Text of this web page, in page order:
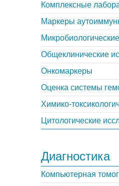
Комплексные
Маркеры
Общеклинические
Онкомаркеры
Оценка системы
Химико-
Цитологические
Диагностика
Компьютерная